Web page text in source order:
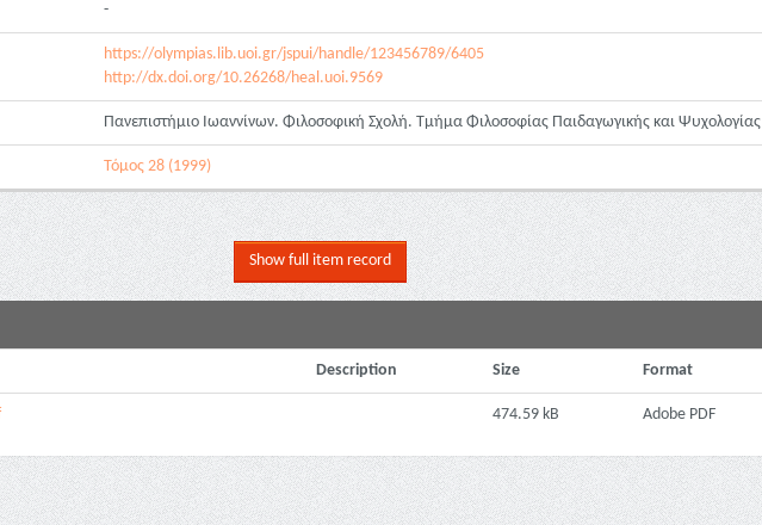
-
https://olympias.lib.uoi.gr/jspui/handle/123456789/6405
http://dx.doi.org/10.26268/heal.uoi.9569
Πανεπιστήμιο Ιωαννίνων. Φιλοσοφική Σχολή. Τμήμα Φιλοσοφίας Παιδαγωγικής και Ψυχολογίας
Τόμος 28 (1999)
Show full item record
Description Size Format
474.59 kB Adobe PDF